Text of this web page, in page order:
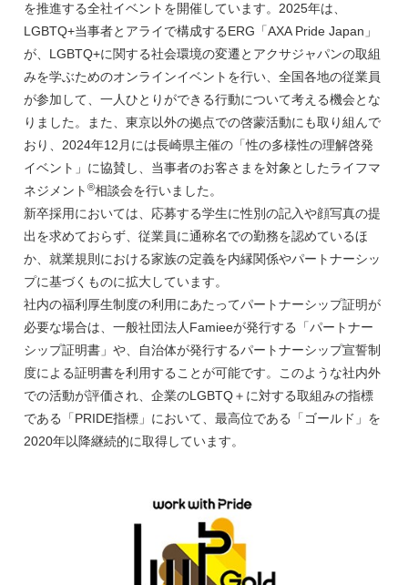
を推進する全社イベントを開催しています。2025年は、
LGBTQ+当事者とアライで構成するERG「AXA Pride Japan」
が、LGBTQ+に関する社会環境の変遷とアクサジャパンの取組
みを学ぶためのオンラインイベントを行い、全国各地の従業員
が参加して、一人ひとりができる行動について考える機会とな
りました。また、東京以外の拠点での啓蒙活動にも取り組んで
おり、2024年12月には長崎県主催の「性の多様性の理解啓発
イベント」に協賛し、当事者のお客さまを対象としたライフマ
ネジメント®相談会を行いました。
新卒採用においては、応募する学生に性別の記入や顔写真の提
出を求めておらず、従業員に通称名での勤務を認めているほ
か、就業規則における家族の定義を内縁関係やパートナーシッ
プに基づくものに拡大しています。
社内の福利厚生制度の利用にあたってパートナーシップ証明が
必要な場合は、一般社団法人Famieeが発行する「パートナー
シップ証明書」や、自治体が発行するパートナーシップ宣誓制
度による証明書を利用することが可能です。このような社内外
での活動が評価され、企業のLGBTQ＋に対する取組みの指標
である「PRIDE指標」において、最高位である「ゴールド」を
2020年以降継続的に取得しています。